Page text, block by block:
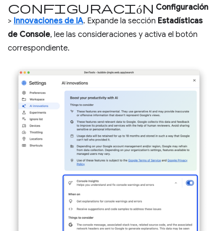
Configuración Configuración
> Innovaciones de IA. Expande la sección Estadísticas
de Console, lee las consideraciones y activa el botón
correspondiente.